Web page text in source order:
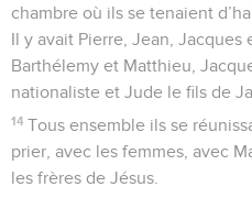
chambre où ils se tenaient
Il y avait Pierre, Jean, Jacques
Barthélemy et Matthieu,
nationaliste et Jude le fils de
14 Tous ensemble ils se
prier, avec les femmes, avec
les frères de Jésus.